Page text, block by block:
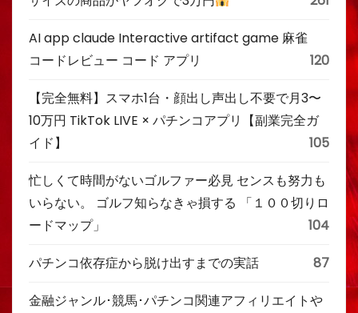
AI app claude Interactive artifact game 麻雀
コードレビュー コード アプリ
120
【完全無料】スマホ1台・顔出し声出し不要で月3〜
10万円 TikTok LIVE × パチンコアプリ【副業完全ガ
イド】
105
忙しくて時間がないゴルファー必見 センスも努力も
いらない。 ゴルフ知らなきゃ損する 「１００切りロ
ードマップ」
104
パチンコ依存症から脱け出すまでの実話 87
金融ジャンル･競馬･パチンコ関連アフィリエイトや